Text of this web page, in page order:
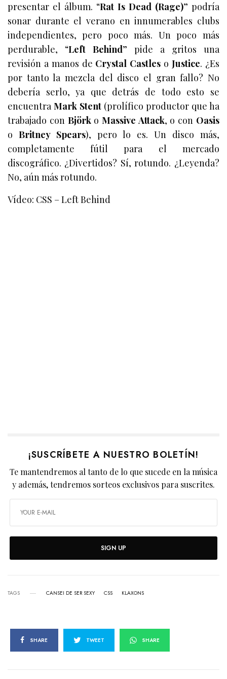
presentar el álbum. “Rat Is Dead (Rage)” podría
sonar durante el verano en innumerables clubs
independientes, pero poco más. Un poco más
perdurable, “Left Behind” pide a gritos una
revisión a manos de Crystal Castles oJustice. ¿Es
por tanto la mezcla del disco el gran fallo? No
debería serlo, ya que detrás de todo esto se
encuentraMark Stent (prolífico productor que ha
trabajado con Björk o Massive Attack, o con Oasis
o Britney Spears), pero lo es. Un disco más,
completamente fútil para el mercado
discográfico. ¿Divertidos? Sí, rotundo. ¿Leyenda?
No, aún más rotundo.
Vídeo: CSS – Left Behind
¡SUSCRÍBETE A NUESTRO BOLETÍN!
Te mantendremos al tanto de lo que sucede en la música
y además, tendremos sorteos exclusivos para suscrites.
SIGN UP
TAGS CANSEI DE SER SEXY CSS KLAXONS
SHARE TWEET SHARE